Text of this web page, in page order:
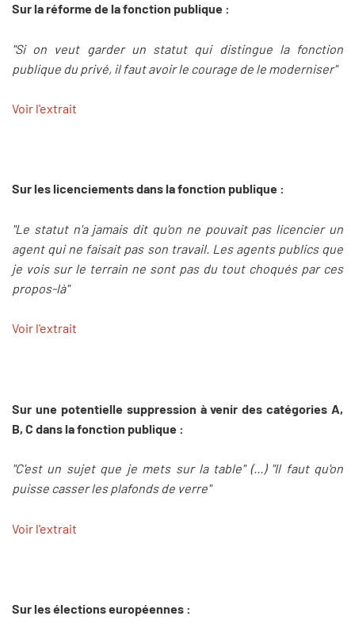
Sur la réforme de la fonction publique :
"Si on veut garder un statut qui distingue la fonction
publique du privé, il faut avoir le courage de le moderniser"
Voir l'extrait
Sur les licenciements dans la fonction publique :
"Le statut n'a jamais dit qu'on ne pouvait pas licencier un
agent qui ne faisait pas son travail. Les agents publics que
je vois sur le terrain ne sont pas du tout choqués par ces
propos-là"
Voir l'extrait
Sur une potentielle suppression à venir des catégories A,
B, C dans la fonction publique :
"C'est un sujet que je mets sur la table" (...) "Il faut qu'on
puisse casser les plafonds de verre"
Voir l'extrait
Sur les élections européennes :